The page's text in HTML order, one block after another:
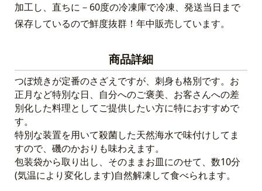
加工し、直ちに－60度の冷凍庫で冷凍、発送当日まで
保存しているので鮮度抜群！年中販売しています。
商品詳細
つぼ焼きが定番のさざえですが、刺身も格別です。お
正月など特別な日、自分へのご褒美、お客さんへの差
別化した料理としてご提供したい方に特におすすめで
す。
特別な装置を用いて殺菌した天然海水で味付けしてま
すので、磯のかおりも味わえます。
包装袋から取り出し、そのままお皿にのせて、数10分
(気温により変化します)自然解凍して食べられます。